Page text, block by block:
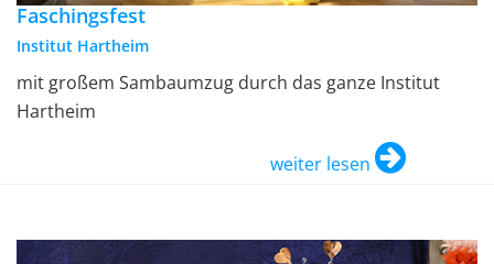
Faschingsfest
Institut Hartheim
mit großem Sambaumzug durch das ganze Institut
Hartheim
weiter lesen